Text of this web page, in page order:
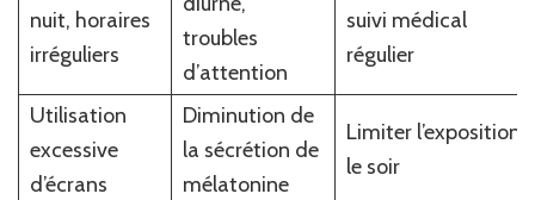
nuit, horaires
irréguliers
troubles
d’attention
suivi médical
régulier
Utilisation
excessive
d’écrans
Diminution de
la sécrétion de
mélatonine
Limiter l’exposition
le soir